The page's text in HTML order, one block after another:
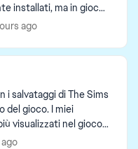
installati, ma in gioco i
Mill risultano
ago
i salvataggi di The Sims
del gioco. I miei
visualizzati nel gioco:
non compaiono